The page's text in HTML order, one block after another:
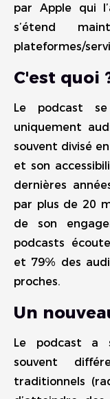
par Apple qui
s’étend
plateformes/
C'est quoi
Le podcast
uniquement
souvent divisé
et son
dernières
par plus de 20
de son
podcasts
et 79% des
proches.
Un
Le podcast a
souvent
traditionnels